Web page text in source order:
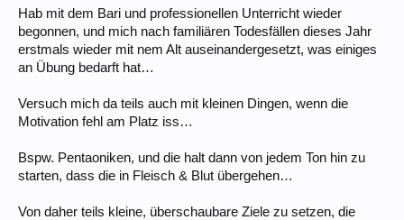
Hab mit dem Bari und professionellen Unterricht wieder
begonnen, und mich nach familiären Todesfällen dieses Jahr
erstmals wieder mit nem Alt auseinandergesetzt, was einiges
an Übung bedarft hat…
Versuch mich da teils auch mit kleinen Dingen, wenn die
Motivation fehl am Platz iss…
Bspw. Pentaoniken, und die halt dann von jedem Ton hin zu
starten, dass die in Fleisch & Blut übergehen…
Von daher teils kleine, überschaubare Ziele zu setzen, die